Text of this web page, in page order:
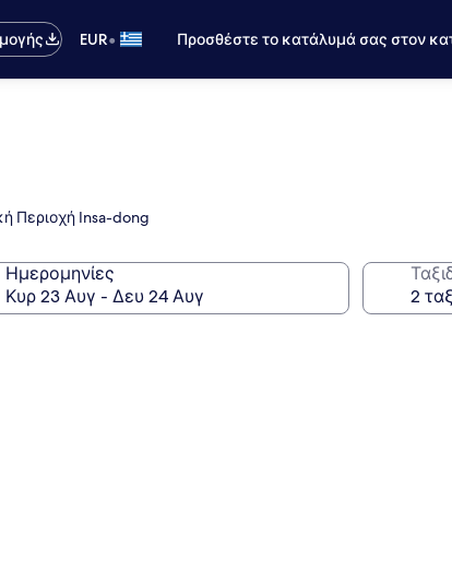
EUR• Προσθέστε το κατάλυμά σας στον
Περιοχή Insa-dong
Ημερομηνίες